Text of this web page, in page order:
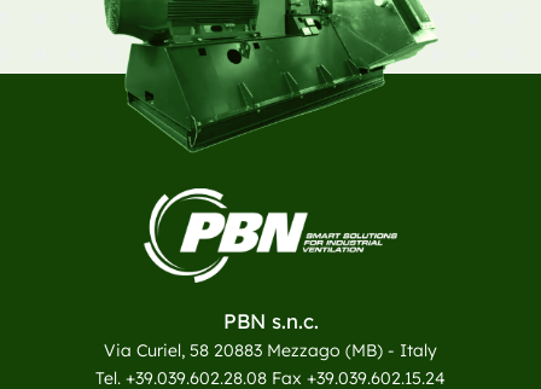
PBN s.n.c.
Via Curiel, 58 20883 Mezzago (MB) - Italy
Tel. +39.039.602.28.08 Fax +39.039.602.15.24